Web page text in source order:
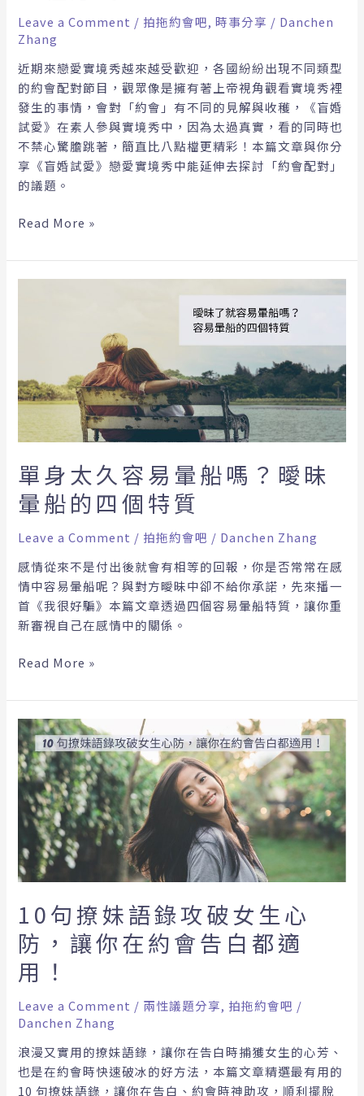
Leave a Comment / 拍拖約會吧,時事分享 / Danchen
Zhang
近期來戀愛實境秀越來越受歡迎，各國紛紛出現不同類型
的約會配對節目，觀眾像是擁有著上帝視角觀看實境秀裡
發生的事情，會對「約會」有不同的見解與收穫，《盲婚
試愛》在素人參與實境秀中，因為太過真實，看的同時也
不禁心驚膽跳著，簡直比八點檔更精彩！本篇文章與你分
享《盲婚試愛》戀愛實境秀中能延伸去探討「約會配對」
的議題。
秀，
約
配
對
的
另
一
種
方
Read More »
單身太久容易暈船嗎？曖昧
暈船的四個特質
Leave a Comment / 拍拖約會吧 / Danchen Zhang
感情從來不是付出後就會有相等的回報，你是否常常在感
情中容易暈船呢？與對方曖昧中卻不給你承諾，先來播一
首《我很好騙》本篇文章透過四個容易暈船特質，讓你重
新審視自己在感情中的關係。
易
暈
船
嗎？
曖
昧
暈
的
四
個
特
質
Read More »
10句撩妹語錄攻破女生心
防，讓你在約會告白都適
用！
Leave a Comment / 兩性議題分享, 拍拖約會吧 /
Danchen Zhang
浪漫又實用的撩妹語錄，讓你在告白時捕獲女生的心芳、
也是在約會時快速破冰的好方法，本篇文章精選最有用的
10 句撩妹語錄，讓你在告白、約會時神助攻，順利擺脫
10
句
撩
妹
語
錄
攻
破
女
心
防，
讓
你
在
約
告
白